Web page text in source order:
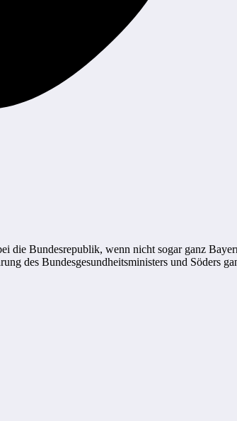
die Bundesrepublik, wenn nicht sogar ganz
des Bundesgesundheitsministers und Söders